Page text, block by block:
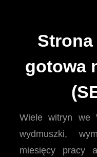
gotowa
Wiele witryn we
wydmuszki,
miesięcy pracy